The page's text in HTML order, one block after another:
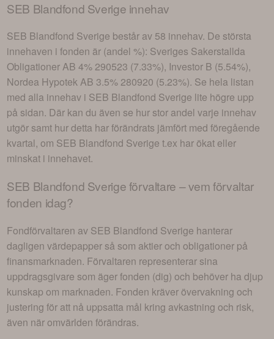
SEB Blandfond Sverige innehav
SEB Blandfond Sverige består av 58 innehav. De största
innehaven i fonden är (andel %): Sveriges Sakerstallda
Obligationer AB 4% 290523 (7.33%), Investor B (5.54%),
Nordea Hypotek AB 3.5% 280920 (5.23%). Se hela listan
med alla innehav i SEB Blandfond Sverige lite högre upp
på sidan. Där kan du även se hur stor andel varje innehav
utgör samt hur detta har förändrats jämfört med föregående
kvartal, om SEB Blandfond Sverige t.ex har ökat eller
minskat i innehavet.
SEB Blandfond Sverigeförvaltare – vem förvaltar
fonden idag?
Fondförvaltaren av SEB Blandfond Sverige hanterar
dagligen värdepapper så som aktier och obligationer på
finansmarknaden. Förvaltaren representerar sina
uppdragsgivare som äger fonden (dig) och behöver ha djup
kunskap om marknaden. Fonden kräver övervakning och
justering för att nå uppsatta mål kring avkastning och risk,
även när omvärlden förändras.